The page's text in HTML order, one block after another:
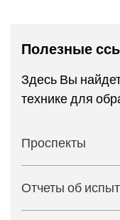
Полезные
Здесь Вы
технике для
Проспекты
Отчеты об